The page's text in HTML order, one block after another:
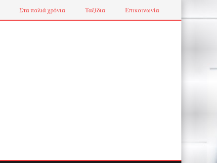
Στα παλιά χρόνια Ταξίδια Επικοινωνία